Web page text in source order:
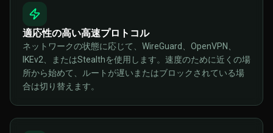
適応性の高い高速プロトコル
ネットワークの状態に応じて、WireGuard、OpenVPN、
IKEv2、またはStealthを使用します。速度のために近くの場
所から始めて、ルートが遅いまたはブロックされている場
合は切り替えます。